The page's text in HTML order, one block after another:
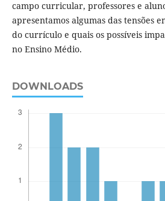
campo curricular, professores e
apresentamos algumas das tensões
do currículo e quais os possíveis
no Ensino Médio.
DOWNLOADS